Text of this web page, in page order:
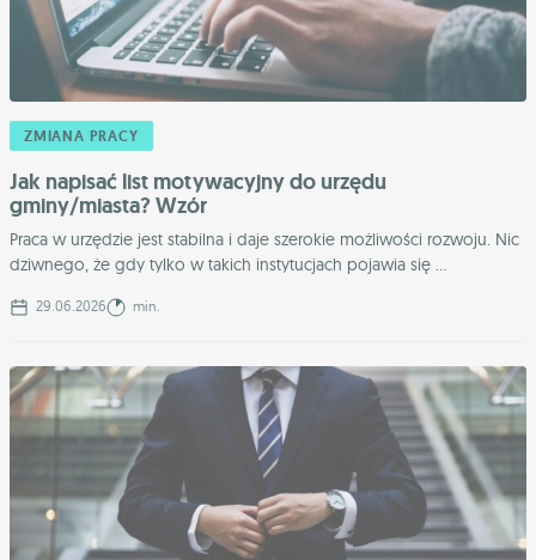
ZMIANA PRACY
Jak napisać list motywacyjny do urzędu
gminy/miasta? Wzór
Praca w urzędzie jest stabilna i daje szerokie możliwości rozwoju. Nic
dziwnego, że gdy tylko w takich instytucjach pojawia się ...
29.06.2026 min.